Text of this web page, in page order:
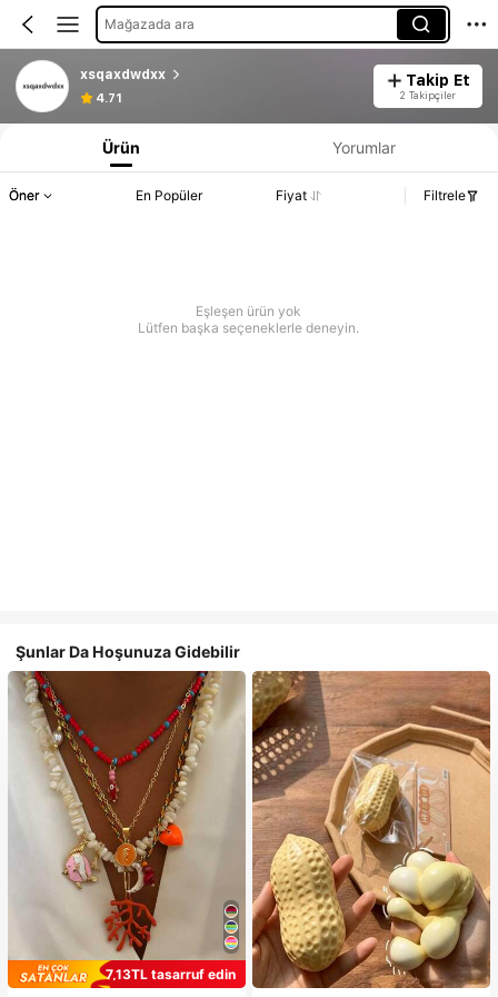
Mağazada ara
xsqaxdwdxx
4.71
Takip Et
2 Takipçiler
Ürün Yorumlar
Öner En Popüler Fiyat Filtrele
Eşleşen ürün yok
Lütfen başka seçeneklerle deneyin.
Şunlar Da Hoşunuza Gidebilir
7,13TL tasarruf edin